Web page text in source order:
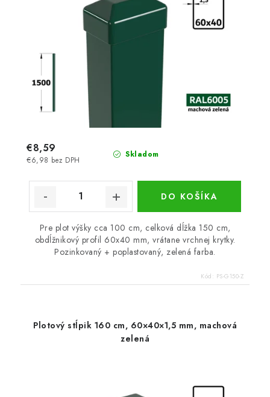
Skladom
€6,98 bez DPH
€8,59
DO KOŠÍKA
Pre plot výšky cca 100 cm, celková dĺžka 150 cm,
obdĺžnikový profil 60x40 mm, vrátane vrchnej krytky.
Pozinkovaný + poplastovaný, zelená farba.
Kód: PS-G150-Z
Plotový stĺpik 160 cm, 60×40×1,5 mm, machová
zelená